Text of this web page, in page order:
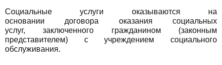
Социальные услуги оказываются на
основании договора оказания социальных
услуг, заключенного гражданином (законным
представителем) с учреждением социального
обслуживания.